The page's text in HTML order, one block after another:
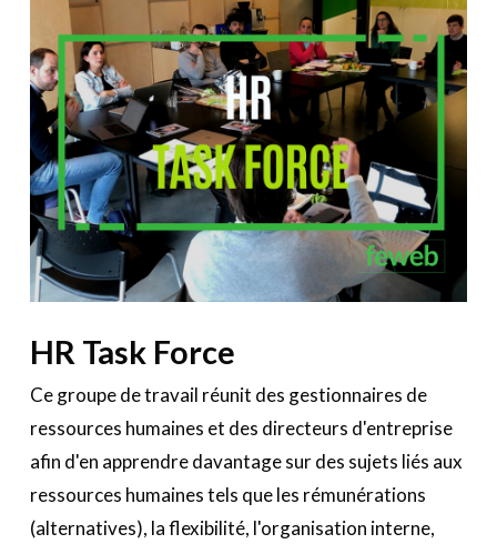
HR Task Force
Ce groupe de travail réunit des gestionnaires de
ressources humaines et des directeurs d'entreprise
afin d'en apprendre davantage sur des sujets liés aux
ressources humaines tels que les rémunérations
(alternatives), la flexibilité, l'organisation interne,